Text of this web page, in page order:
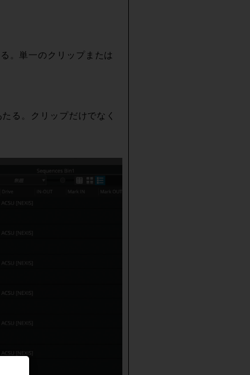
。単一のクリップまたは
る。クリップだけでなく